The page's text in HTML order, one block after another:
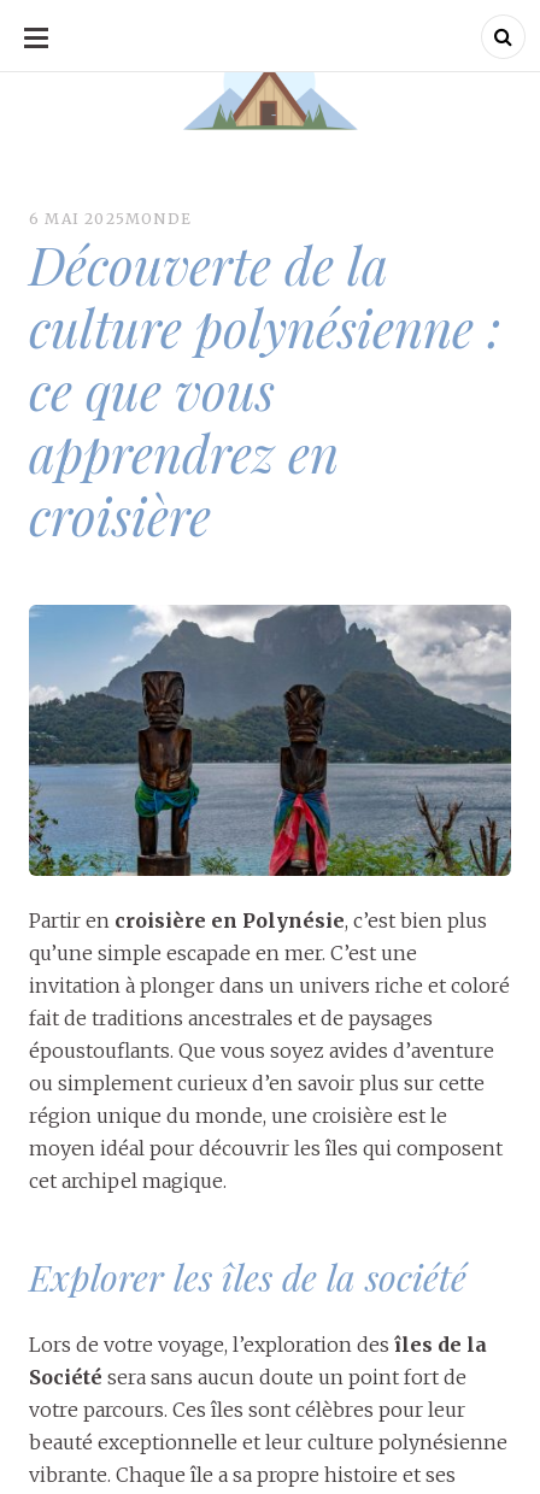
ALLER
CONTENU
Refuge de Plate : Voyages et découvertes
6 MAI 2025MONDE
Découverte de la
culture polynésienne :
ce que vous
apprendrez en
croisière
Partir en croisière en Polynésie, c’est bien plus
qu’une simple escapade en mer. C’est une
invitation à plonger dans un univers riche et coloré
fait de traditions ancestrales et de paysages
époustouflants. Que vous soyez avides d’aventure
ou simplement curieux d’en savoir plus sur cette
région unique du monde, une croisière est le
moyen idéal pour découvrir les îles qui composent
cet archipel magique.
Explorer les îles de la société
Lors de votre voyage, l’exploration des îles de la
Société sera sans aucun doute un point fort de
votre parcours. Ces îles sont célèbres pour leur
beauté exceptionnelle et leur culture polynésienne
vibrante. Chaque île a sa propre histoire et ses